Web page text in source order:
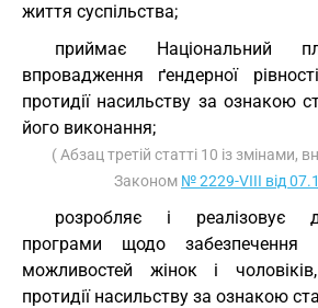
життя суспільства;
приймає Національний
впровадження ґендерної
протидії насильству за ознакою
його виконання;
( Абзац третій статті 10 із змінами,
Законом № 2229-VIII від
розробляє і реалізовує
програми щодо
можливостей жінок і
протидії насильству за ознакою